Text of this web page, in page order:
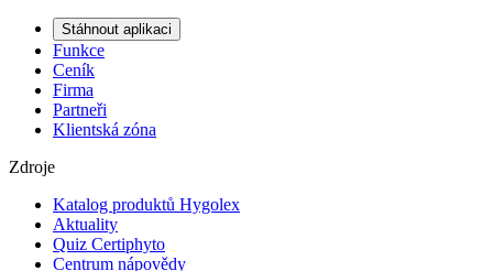
Stáhnout aplikaci
Funkce
Ceník
Firma
Partneři
Klientská zóna
Zdroje
Katalog produktů Hygolex
Aktuality
Quiz Certiphyto
Centrum nápovědy